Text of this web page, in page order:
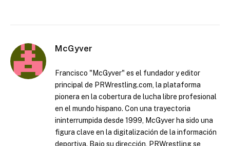
McGyver
Francisco "McGyver" es el fundador y editor
principal de PRWrestling.com, la plataforma
pionera en la cobertura de lucha libre profesional
en el mundo hispano. Con una trayectoria
ininterrumpida desde 1999, McGyver ha sido una
figura clave en la digitalización de la información
deportiva. Bajo su dirección, PRWrestling se